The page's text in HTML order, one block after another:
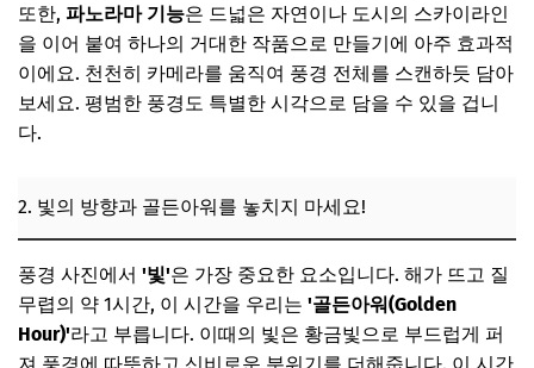
또한, 파노라마 기능은 드넓은 자연이나 도시의 스카이라인
을 이어 붙여 하나의 거대한 작품으로 만들기에 아주 효과적
이에요. 천천히 카메라를 움직여 풍경 전체를 스캔하듯 담아
보세요. 평범한 풍경도 특별한 시각으로 담을 수 있을 겁니
다.
2. 빛의 방향과 골든아워를 놓치지 마세요!
풍경 사진에서 '빛'은 가장 중요한 요소입니다. 해가 뜨고 질
무렵의 약 1시간, 이 시간을 우리는 '골든아워(Golden
Hour)'라고 부릅니다. 이때의 빛은 황금빛으로 부드럽게 퍼